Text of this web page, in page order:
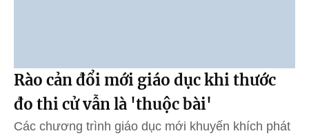
Rào cản đổi mới giáo dục khi thước
đo thi cử vẫn là 'thuộc bài'
Các chương trình giáo dục mới khuyến khích phát